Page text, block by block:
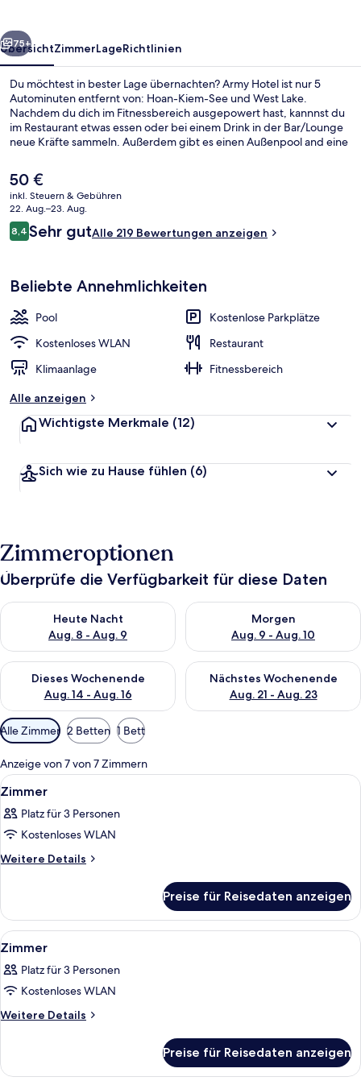
Weiter
75+
ÜbersichtZimmerLageRichtlinien
Du möchtest in bester Lage übernachten? Army Hotel ist nur 5
Autominuten entfernt von: Hoan-Kiem-See und West Lake.
Nachdem du dich im Fitnessbereich ausgepowert hast, kannnst du
im Restaurant etwas essen oder bei einem Drink in der Bar/Lounge
neue Kräfte sammeln. Außerdem gibt es einen Außenpool and eine
Der
aktuelle
Preis
beträgt
50 €.
50 €
inkl. Steuern & Gebühren
22. Aug.–23. Aug.
Bewertungen
8,48,4 von 10.
Sehr gutAlle 219 Bewertungen anzeigen
Beliebte Annehmlichkeiten
Pool
Kostenlose Parkplätze
Kostenloses WLAN
Restaurant
Klimaanlage
Fitnessbereich
Alle anzeigen
Wichtigste Merkmale (12)
Sich wie zu Hause fühlen (6)
Zimmeroptionen
Überprüfe die Verfügbarkeit für diese Daten
Heute Nacht
Aug. 8 - Aug. 9
Überprüfe die Verfügbarkeit für heute Nacht, Aug. 8 - Aug. 9.
Morgen
Aug. 9 - Aug. 10
Überprüfe die Verfügbarkeit
Dieses Wochenende
Aug. 14 - Aug. 16
Überprüfe die Verfügbarkeit für dieses Wochenende, Aug. 14
Nächstes Wochenende
Aug. 21 - Aug. 23
Überprüfe die Verfügbarkeit
Verfügbare
Filter
für
Zimmer
Alle Zimmer 2 Betten 1 Bett
Anzeige von 7 von 7 Zimmern
Alle
Fotos
für
Zimmer
anzeigen
Ein Hotelzimmer mit zwei Betten,
2
Zimmer
Platz für 3 Personen
Kostenloses WLAN
Weitere Details
Weitere
Preise für Reisedaten anzeigen
Alle
Fotos
für
Zimmer
anzeigen
Ein Hotelzimmer mit zwei Betten,
1
Zimmer
Platz für 3 Personen
Kostenloses WLAN
Weitere Details
Weitere
Preise für Reisedaten anzeigen